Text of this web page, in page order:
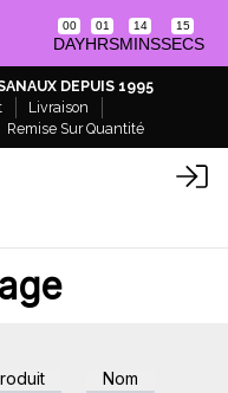
00
DAY
01
HRS
14
MINS
14
SECS
DEPUIS 1995
Livraison
Remise Sur Quantité
Nom
inscrivez-vous pour
accéder aux prix de gros